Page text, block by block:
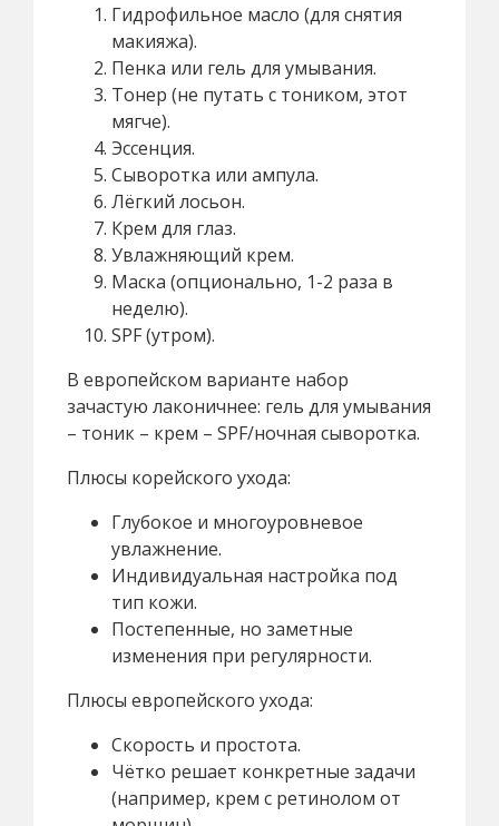
Гидрофильное масло (для снятия
макияжа).
Пенка или гель для умывания.
Тонер (не путать с тоником, этот
мягче).
Эссенция.
Сыворотка или ампула.
Лёгкий лосьон.
Крем для глаз.
Увлажняющий крем.
Маска (опционально, 1-2 раза в
неделю).
SPF (утром).
В европейском варианте набор
зачастую лаконичнее: гель для умывания
– тоник – крем – SPF/ночная сыворотка.
Плюсы корейского ухода:
Глубокое и многоуровневое
увлажнение.
Индивидуальная настройка под
тип кожи.
Постепенные, но заметные
изменения при регулярности.
Плюсы европейского ухода:
Скорость и простота.
Чётко решает конкретные задачи
(например, крем с ретинолом от